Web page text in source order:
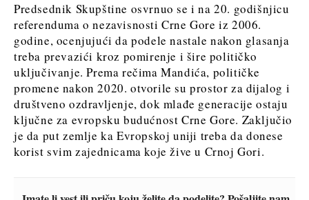
Predsednik Skupštine osvrnuo se i na 20. godišnjicu
referenduma o nezavisnosti Crne Gore iz 2006.
godine, ocenjujući da podele nastale nakon glasanja
treba prevazići kroz pomirenje i šire političko
uključivanje. Prema rečima Mandića, političke
promene nakon 2020. otvorile su prostor za dijalog i
društveno ozdravljenje, dok mlađe generacije ostaju
ključne za evropsku budućnost Crne Gore. Zaključio
je da put zemlje ka Evropskoj uniji treba da donese
korist svim zajednicama koje žive u Crnoj Gori.